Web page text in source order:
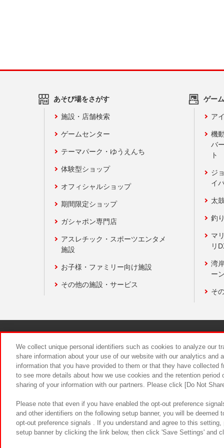
あそび場をさがす
施設・店舗検索
ゲームセンター
テーマパーク・ゆうえんち
体験型ショップ
オフィシャルショップ
期間限定ショップ
ガシャポン専門店
アスレチック・スポーツエンタメ
施設
お子様・ファミリー向け施設
その他の施設・サービス
ゲー
ア
機
バ
ト
ジ
イ
太
釣
マ
リ
湾
ー
そ
食品のご
We collect unique personal identifiers such as cookies to analyze our
share information about your use of our website with our analytics and
information that you have provided to them or that they have
to see more details about how we use cookies and the retention
sharing of your information with our partners. Please click [Do Not
Please note that even if you have enabled the opt-out preference
and other identifiers on the following setup banner, you will be
opt-out preference signals . If you understand and agree to this
setup banner by clicking the link below, then click 'Save Settings' and